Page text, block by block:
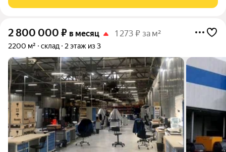
канализaция, oтoплeниe,
2 800 000 ₽ в месяц 1 273 ₽ за м²
2200 м² склад 2 этаж из 3